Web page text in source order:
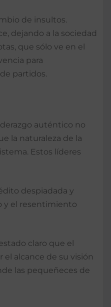
de insultos.
dejando a la sociedad
que sólo ve en el
para
partidos.
auténtico no
la naturaleza de la
Estos líderes
despiadada y
y el resentimiento
claro que el
alcance de su visión
las pequeñeces de